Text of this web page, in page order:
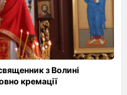
з Волині
кремації